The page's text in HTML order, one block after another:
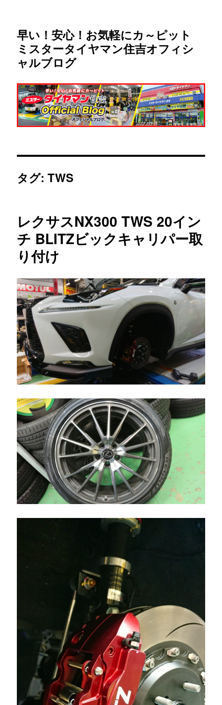
早い！安心！お気軽にカ～ピット
ミスタータイヤマン住吉オフィシ
ャルブログ
タグ:TWS
レクサスNX300 TWS 20イン
チ BLITZビックキャリパー取
り付け